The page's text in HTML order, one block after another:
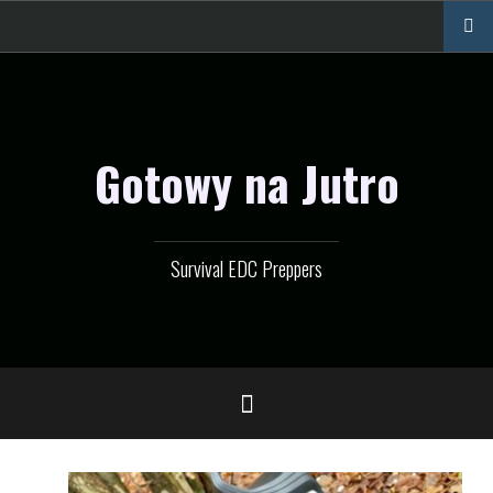
treści
Gotowy na Jutro
Survival EDC Preppers